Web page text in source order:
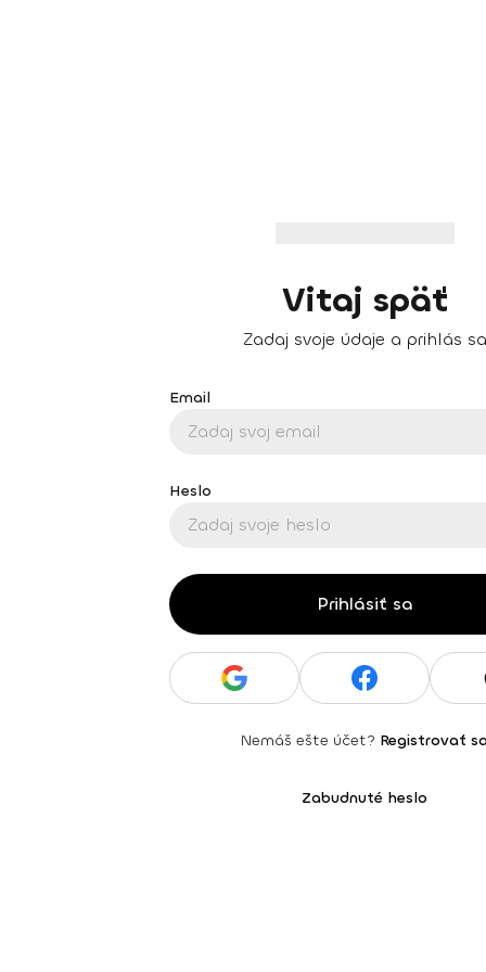
Vitaj späť
Zadaj svoje údaje a prihlás sa
Email
Heslo
Prihlásiť sa
Nemáš ešte účet? Registrovať
Zabudnuté heslo